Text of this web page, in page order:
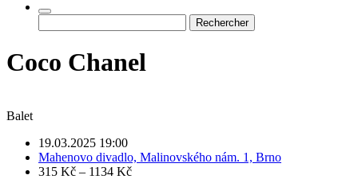
Coco Chanel
Balet
19.03.2025 19:00
Mahenovo divadlo, Malinovského nám. 1, Brno
315 Kč – 1134 Kč